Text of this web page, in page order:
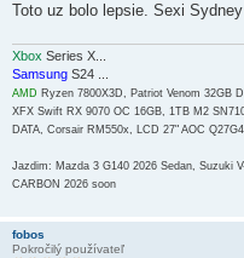
Toto uz bolo lepsie. Sexi
Xbox Series X...
Samsung S24 ...
AMD Ryzen 7800X3D, Patriot Venom 32GB
XFX Swift RX 9070 OC 16GB, 1TB M2
DATA, Corsair RM550x, LCD 27" AOC
Jazdim: Mazda 3 G140 2026 Sedan, Suzuki
CARBON 2026 soon
fobos
Pokročilý používateľ